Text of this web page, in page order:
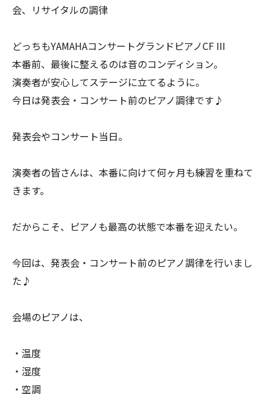
会、リサイタルの調律
どっちもYAMAHAコンサートグランドピアノCF III
本番前、最後に整えるのは音のコンディション。
演奏者が安心してステージに立てるように。
今日は発表会・コンサート前のピアノ調律です♪
発表会やコンサート当日。
演奏者の皆さんは、本番に向けて何ヶ月も練習を重ねて
きます。
だからこそ、ピアノも最高の状態で本番を迎えたい。
今回は、発表会・コンサート前のピアノ調律を行いまし
た♪
会場のピアノは、
・温度
・湿度
・空調